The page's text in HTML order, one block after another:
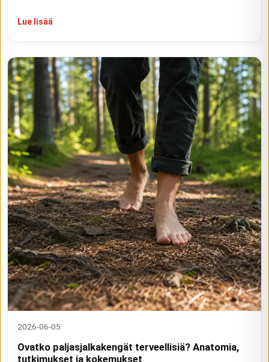
Lue lisää
2026-06-05
Ovatko paljasjalkakengät terveellisiä? Anatomia,
tutkimukset ja kokemukset